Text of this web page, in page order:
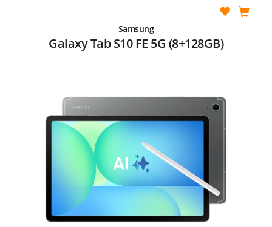
Samsung
Galaxy Tab S10 FE 5G (8+128GB)